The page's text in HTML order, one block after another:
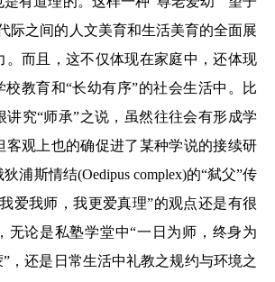
际之间的人文美育和生活美育的全面展
。而且，这不仅体现在家庭中，还体现
校教育和“长幼有序”的社会生活中。比
讲究“师承”之说，虽然往往会有形成学
客观上也的确促进了某种学说的接续研
浦斯情结(Oedipus complex)的“弑父”传
爱我师，我更爱真理”的观点还是有很
无论是私塾学堂中“一日为师，终身为
，还是日常生活中礼教之规约与环境之